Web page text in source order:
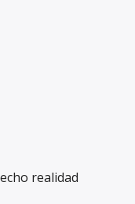
realidad